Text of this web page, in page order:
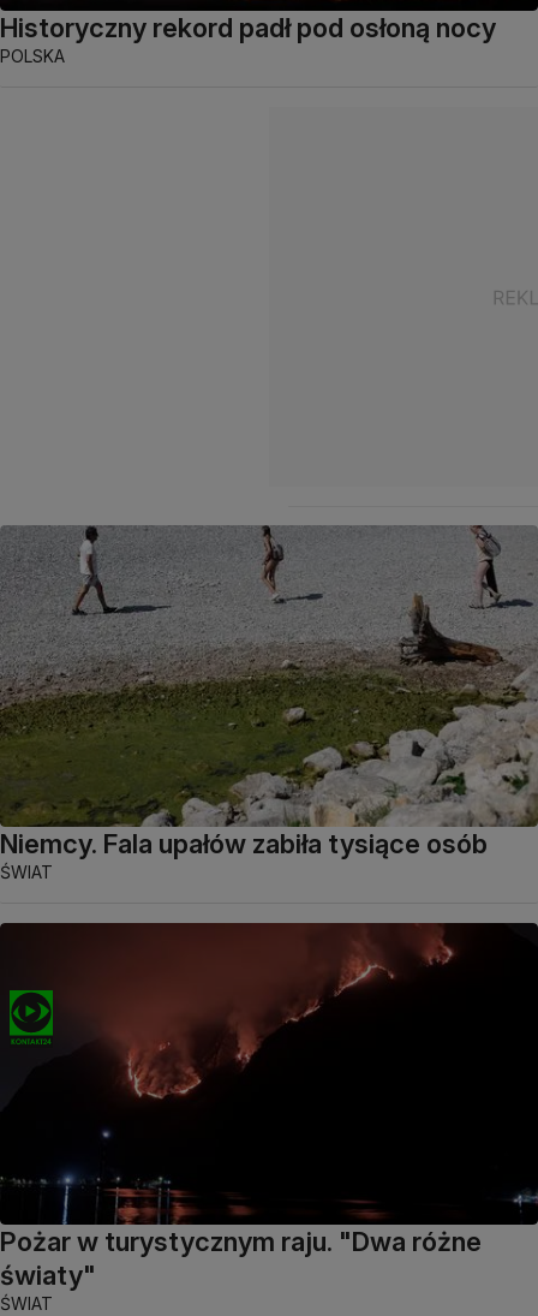
Historyczny rekord padł pod osłoną nocy
POLSKA
Niemcy. Fala upałów zabiła tysiące osób
ŚWIAT
Pożar w turystycznym raju. "Dwa różne
światy"
ŚWIAT